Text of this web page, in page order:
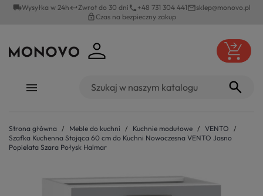
local_shippingWysyłka w 24hkeyboard_returnZwrot do 30 dni phone +48 731 304 441mail_outlinesklep@monovo.pl
lock_outlineCzas na bezpieczny zakup
Strona główna Meble do kuchni Kuchnie modułowe
VENTO
Szafka Kuchenna Stojąca 60 cm do Kuchni Nowoczesna VENTO Jasno
Popielata Szara Połysk Halmar